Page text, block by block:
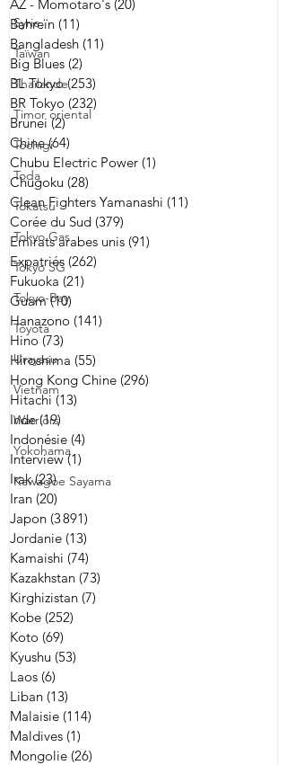
Syrie
Taïwan
Thaïlande
Timor oriental
Tochigi
Toda
Tokatsu
Tokyo Gas
Tokyo SG
Tokyo-Bay
Toyota
Urayasu
Vietnam
Warriors
Yokohama
Kawagoe Sayama
AZ - Momotaro's (20)
Bahreïn (11)
Bangladesh (11)
Big Blues (2)
BL Tokyo (253)
BR Tokyo (232)
Brunei (2)2 posts
Chine (64)
Chubu Electric Power (1)
Chugoku (28)
Clean Fighters Yamanashi (11)
Corée du Sud (379)
Emirats arabes unis (91)
Expatriés (262)
Fukuoka (21)
Guam (10)
Hanazono (141)
Hino (73)
Hiroshima (55)
Hong Kong Chine (296)
Hitachi (13)
Inde (19)
Indonésie (4)
Interview (1)
Irak (23)23 posts
Iran (20)
Japon (3 891)
Jordanie (13)
Kamaishi (74)
Kazakhstan (73)
Kirghizistan (7)
Kobe (252)
Koto (69)
Kyushu (53)
Laos (6)
Liban (13)
Malaisie (114)
Maldives (1)
Mongolie (26)